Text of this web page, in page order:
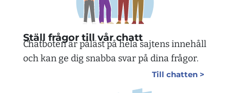
Ställ frågor till vår chatt
Chatboten är påläst på hela sajtens innehåll
och kan ge dig snabba svar på dina frågor.
Till chatten >